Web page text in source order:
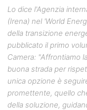
Lo dice l'Agenzia
(Irena) nel 'World
della transizione
pubblicato il primo
Camera: "Affrontiamo
buona strada per
unica opzione è
promettente, quello
della soluzione,